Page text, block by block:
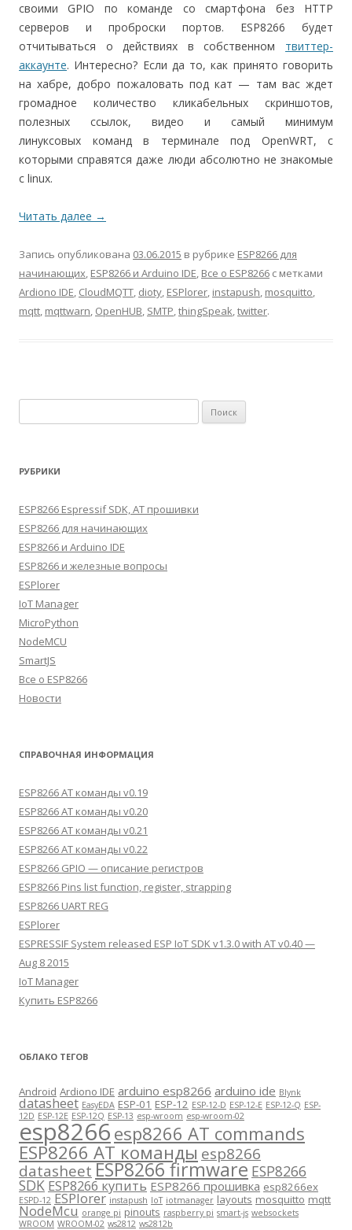
своими GPIO по команде со смартфона без HTTP
серверов и проброски портов. ESP8266 будет
отчитываться о действиях в собственном твиттер-
аккаунте. Интересно? Если да то, как принято говорить
на хабре, добро пожаловать под кат — там вас ждет
громадное количество кликабельных скриншотов,
полезных ссылок, видео и самый минимум
линуксовых команд в терминале под OpenWRT, с
которыми справятся даже люди абсолютно не знакомые
с linux.
Читать далее →
Запись опубликована 03.06.2015 в рубрике ESP8266 для
начинающих, ESP8266 и Arduino IDE, Все о ESP8266 с метками
Ardiono IDE, CloudMQTT, dioty, ESPlorer, instapush, mosquitto,
mqtt, mqttwarn, OpenHUB, SMTP,thingSpeak,twitter.
РУБРИКИ
ESP8266 Espressif SDK, AT прошивки
ESP8266 для начинающих
ESP8266 и Arduino IDE
ESP8266 и железные вопросы
ESPlorer
IoT Manager
MicroPython
NodeMCU
SmartJS
Все о ESP8266
Новости
СПРАВОЧНАЯ ИНФОРМАЦИЯ
ESP8266 AT команды v0.19
ESP8266 AT команды v0.20
ESP8266 AT команды v0.21
ESP8266 AT команды v0.22
ESP8266 GPIO — описание регистров
ESP8266 Pins list function, register, strapping
ESP8266 UART REG
ESPlorer
ESPRESSIF System released ESP IoT SDK v1.3.0 with AT v0.40 —
Aug 8 2015
IoT Manager
Купить ESP8266
ОБЛАКО ТЕГОВ
Android Ardiono IDE arduino esp8266 arduino ide Blynk
datasheet EasyEDA ESP-01 ESP-12 ESP-12-D ESP-12-E ESP-12-Q ESP-
12D ESP-12E ESP-12Q ESP-13 esp-wroom esp-wroom-02
esp8266esp8266 AT commands
ESP8266 AT команды esp8266
datasheet ESP8266 firmware ESP8266
SDK ESP8266 купить ESP8266 прошивка esp8266ex
ESPD-12 ESPlorer instapush IoT iotmanager layouts mosquitto mqtt
NodeMcu orange pi pinouts raspberry pi smart-js websockets
WROOM WROOM-02 ws2812 ws2812b